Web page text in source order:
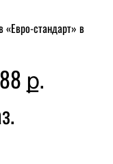
ք.